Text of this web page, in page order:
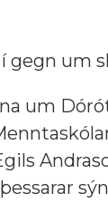
gegn um
um